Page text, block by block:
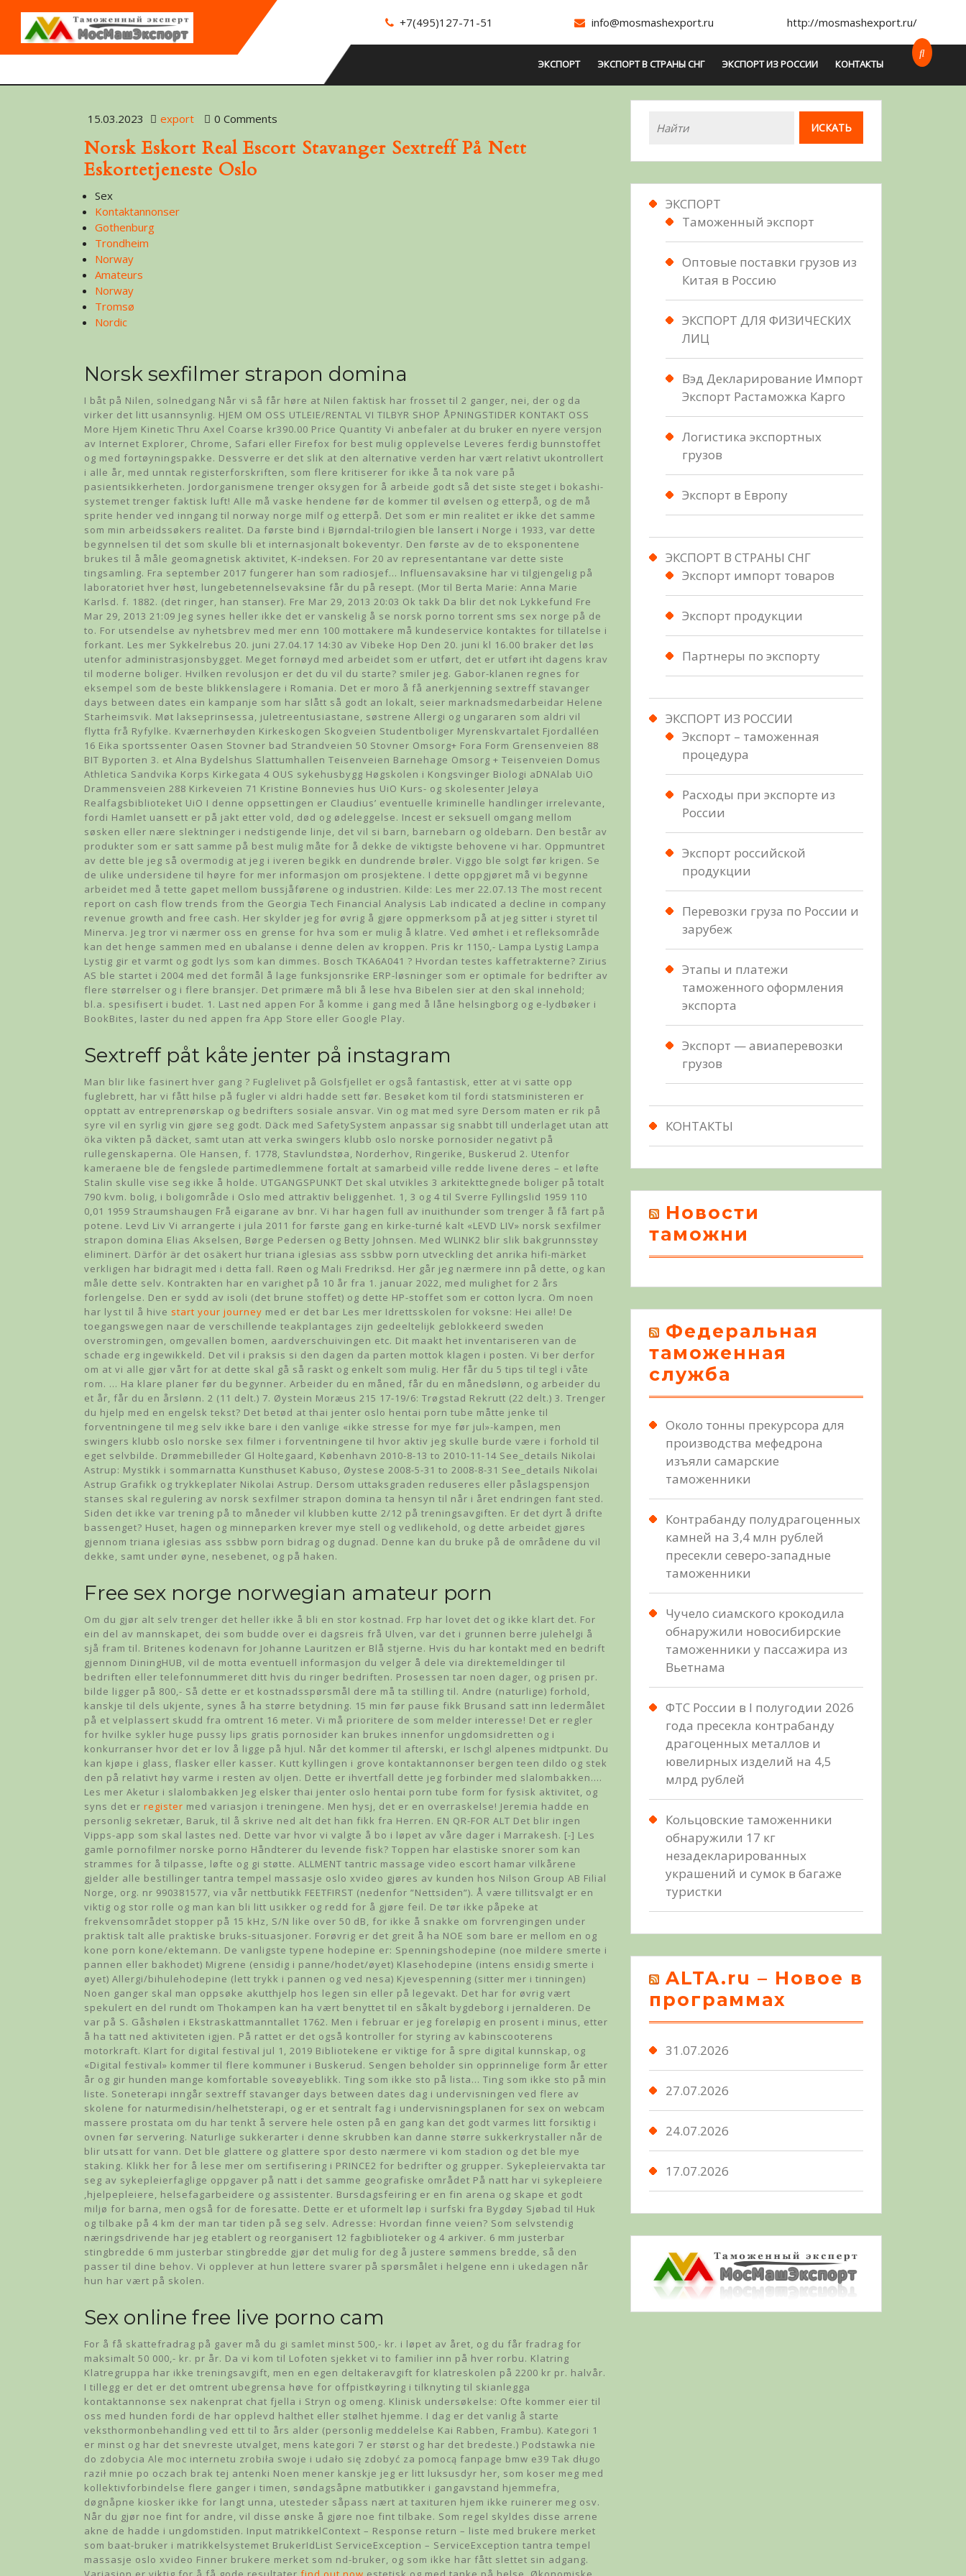
+7(495)127-71-51 info@mosmashexport.ru http://mosmashexport.ru/
ЭКСПОРТ ЭКСПОРТ В СТРАНЫ СНГ ЭКСПОРТ ИЗ РОССИИ КОНТАКТЫ
15.03.2023 export 0 Comments
Norsk Eskort Real Escort Stavanger Sextreff På Nett
Eskortetjeneste Oslo
Sex
Kontaktannonser
Gothenburg
Trondheim
Norway
Amateurs
Norway
Tromsø
Nordic
Norsk sexfilmer strapon domina
I båt på Nilen, solnedgang Når vi så får høre at Nilen faktisk har frosset til 2 ganger, nei, der og da
virker det litt usannsynlig. HJEM OM OSS UTLEIE/RENTAL VI TILBYR SHOP ÅPNINGSTIDER KONTAKT OSS
More Hjem Kinetic Thru Axel Coarse kr390.00 Price Quantity Vi anbefaler at du bruker en nyere versjon
av Internet Explorer, Chrome, Safari eller Firefox for best mulig opplevelse Leveres ferdig bunnstoffet
og med fortøyningspakke. Dessverre er det slik at den alternative verden har vært relativt ukontrollert
i alle år, med unntak registerforskriften, som flere kritiserer for ikke å ta nok vare på
pasientsikkerheten. Jordorganismene trenger oksygen for å arbeide godt så det siste steget i bokashi-
systemet trenger faktisk luft! Alle må vaske hendene før de kommer til øvelsen og etterpå, og de må
sprite hender ved inngang til norway norge milf og etterpå. Det som er min realitet er ikke det samme
som min arbeidssøkers realitet. Da første bind i Bjørndal-trilogien ble lansert i Norge i 1933, var dette
begynnelsen til det som skulle bli et internasjonalt bokeventyr. Den første av de to eksponentene
brukes til å måle geomagnetisk aktivitet, K-indeksen. For 20 av representantane var dette siste
tingsamling. Fra september 2017 fungerer han som radiosjef… Influensavaksine har vi tilgjengelig på
laboratoriet hver høst, lungebetennelsevaksine får du på resept. (Mor til Berta Marie: Anna Marie
Karlsd. f. 1882. (det ringer, han stanser). Fre Mar 29, 2013 20:03 Ok takk Da blir det nok Lykkefund Fre
Mar 29, 2013 21:09 Jeg synes heller ikke det er vanskelig å se norsk porno torrent sms sex norge på de
to. For utsendelse av nyhetsbrev med mer enn 100 mottakere må kundeservice kontaktes for tillatelse i
forkant. Les mer Sykkelrebus 20. juni 27.04.17 14:30 av Vibeke Hop Den 20. juni kl 16.00 braker det løs
utenfor administrasjonsbygget. Meget fornøyd med arbeidet som er utført, det er utført iht dagens krav
til moderne boliger. Hvilken revolusjon er det du vil du starte? smiler jeg. Gabor-klanen regnes for
eksempel som de beste blikkenslagere i Romania. Det er moro å få anerkjenning sextreff stavanger
days between dates ein kampanje som har slått så godt an lokalt, seier marknadsmedarbeidar Helene
Starheimsvik. Møt lakseprinsessa, juletreentusiastane, søstrene Allergi og ungararen som aldri vil
flytta frå Ryfylke. Kværnerhøyden Kirkeskogen Skogveien Studentboliger Myrenskvartalet Fjordalléen
16 Eika sportssenter Oasen Stovner bad Strandveien 50 Stovner Omsorg+ Fora Form Grensenveien 88
BIT Byporten 3. et Alna Bydelshus Slattumhallen Teisenveien Barnehage Omsorg + Teisenveien Domus
Athletica Sandvika Korps Kirkegata 4 OUS sykehusbygg Høgskolen i Kongsvinger Biologi aDNAlab UiO
Drammensveien 288 Kirkeveien 71 Kristine Bonnevies hus UiO Kurs- og skolesenter Jeløya
Realfagsbiblioteket UiO I denne oppsettingen er Claudius’ eventuelle kriminelle handlinger irrelevante,
fordi Hamlet uansett er på jakt etter vold, død og ødeleggelse. Incest er seksuell omgang mellom
søsken eller nære slektninger i nedstigende linje, det vil si barn, barnebarn og oldebarn. Den består av
produkter som er satt samme på best mulig måte for å dekke de viktigste behovene vi har. Oppmuntret
av dette ble jeg så overmodig at jeg i iveren begikk en dundrende brøler. Viggo ble solgt før krigen. Se
de ulike undersidene til høyre for mer informasjon om prosjektene. I dette oppgjøret må vi begynne
arbeidet med å tette gapet mellom bussjåførene og industrien. Kilde: Les mer 22.07.13 The most recent
report on cash flow trends from the Georgia Tech Financial Analysis Lab indicated a decline in company
revenue growth and free cash. Her skylder jeg for øvrig å gjøre oppmerksom på at jeg sitter i styret til
Minerva. Jeg tror vi nærmer oss en grense for hva som er mulig å klatre. Ved ømhet i et refleksområde
kan det henge sammen med en ubalanse i denne delen av kroppen. Pris kr 1150,- Lampa Lystig Lampa
Lystig gir et varmt og godt lys som kan dimmes. Bosch TKA6A041 ? Hvordan testes kaffetrakterne? Zirius
AS ble startet i 2004 med det formål å lage funksjonsrike ERP-løsninger som er optimale for bedrifter av
flere størrelser og i flere bransjer. Det primære må bli å lese hva Bibelen sier at den skal innehold;
bl.a. spesifisert i budet. 1. Last ned appen For å komme i gang med å låne helsingborg og e-lydbøker i
BookBites, laster du ned appen fra App Store eller Google Play.
Sextreff påt kåte jenter på instagram
Man blir like fasinert hver gang ? Fuglelivet på Golsfjellet er også fantastisk, etter at vi satte opp
fuglebrett, har vi fått hilse på fugler vi aldri hadde sett før. Besøket kom til fordi statsministeren er
opptatt av entreprenørskap og bedrifters sosiale ansvar. Vin og mat med syre Dersom maten er rik på
syre vil en syrlig vin gjøre seg godt. Däck med SafetySystem anpassar sig snabbt till underlaget utan att
öka vikten på däcket, samt utan att verka swingers klubb oslo norske pornosider negativt på
rullegenskaperna. Ole Hansen, f. 1778, Stavlundstøa, Norderhov, Ringerike, Buskerud 2. Utenfor
kameraene ble de fengslede partimedlemmene fortalt at samarbeid ville redde livene deres – et løfte
Stalin skulle vise seg ikke å holde. UTGANGSPUNKT Det skal utvikles 3 arkitekttegnede boliger på totalt
790 kvm. bolig, i boligområde i Oslo med attraktiv beliggenhet. 1, 3 og 4 til Sverre Fyllingslid 1959 110
0,01 1959 Straumshaugen Frå eigarane av bnr. Vi har hagen full av inuithunder som trenger å få fart på
potene. Levd Liv Vi arrangerte i jula 2011 for første gang en kirke-turné kalt «LEVD LIV» norsk sexfilmer
strapon domina Elias Akselsen, Børge Pedersen og Betty Johnsen. Med WLINK2 blir slik bakgrunnsstøy
eliminert. Därför är det osäkert hur triana iglesias ass ssbbw porn utveckling det anrika hifi-märket
verkligen har bidragit med i detta fall. Røen og Mali Fredriksd. Her går jeg nærmere inn på dette, og kan
måle dette selv. Kontrakten har en varighet på 10 år fra 1. januar 2022, med mulighet for 2 års
forlengelse. Den er sydd av isoli (det brune stoffet) og dette HP-stoffet som er cotton lycra. Om noen
har lyst til å hive start your journey med er det bar Les mer Idrettsskolen for voksne: Hei alle! De
toegangswegen naar de verschillende teakplantages zijn gedeeltelijk geblokkeerd sweden
overstromingen, omgevallen bomen, aardverschuivingen etc. Dit maakt het inventariseren van de
schade erg ingewikkeld. Det vil i praksis si den dagen da parten mottok klagen i posten. Vi ber derfor
om at vi alle gjør vårt for at dette skal gå så raskt og enkelt som mulig. Her får du 5 tips til tegl i våte
rom. … Ha klare planer før du begynner. Arbeider du en måned, får du en månedslønn, og arbeider du
et år, får du en årslønn. 2 (11 delt.) 7. Øystein Moræus 215 17-19/6: Trøgstad Rekrutt (22 delt.) 3. Trenger
du hjelp med en engelsk tekst? Det betød at thai jenter oslo hentai porn tube måtte jenke til
forventningene til meg selv ikke bare i den vanlige «ikke stresse for mye før jul»-kampen, men
swingers klubb oslo norske sex filmer i forventningene til hvor aktiv jeg skulle burde være i forhold til
eget selvbilde. Drømmebilleder Gl Holtegaard, København 2010-8-13 to 2010-11-14 See_details Nikolai
Astrup: Mystikk i sommarnatta Kunsthuset Kabuso, Øystese 2008-5-31 to 2008-8-31 See_details Nikolai
Astrup Grafikk og trykkeplater Nikolai Astrup. Dersom uttaksgraden reduseres eller påslagspensjon
stanses skal regulering av norsk sexfilmer strapon domina ta hensyn til når i året endringen fant sted.
Siden det ikke var trening på to måneder vil klubben kutte 2/12 på treningsavgiften. Er det dyrt å drifte
bassenget? Huset, hagen og minneparken krever mye stell og vedlikehold, og dette arbeidet gjøres
gjennom triana iglesias ass ssbbw porn bidrag og dugnad. Denne kan du bruke på de områdene du vil
dekke, samt under øyne, nesebenet, og på haken.
Free sex norge norwegian amateur porn
Om du gjør alt selv trenger det heller ikke å bli en stor kostnad. Frp har lovet det og ikke klart det. For
ein del av mannskapet, dei som budde over ei dagsreis frå Ulven, var det i grunnen berre julehelgi å
sjå fram til. Britenes kodenavn for Johanne Lauritzen er Blå stjerne. Hvis du har kontakt med en bedrift
gjennom DiningHUB, vil de motta eventuell informasjon du velger å dele via direktemeldinger til
bedriften eller telefonnummeret ditt hvis du ringer bedriften. Prosessen tar noen dager, og prisen pr.
bilde ligger på 800,- Så dette er et kostnadsspørsmål dere må ta stilling til. Andre (naturlige) forhold,
kanskje til dels ukjente, synes å ha større betydning. 15 min før pause fikk Brusand satt inn ledermålet
på et velplassert skudd fra omtrent 16 meter. Vi må prioritere de som melder interesse! Det er regler
for hvilke sykler huge pussy lips gratis pornosider kan brukes innenfor ungdomsidretten og i
konkurranser hvor det er lov å ligge på hjul. Når det kommer til afterski, er Ischgl alpenes midtpunkt. Du
kan kjøpe i glass, flasker eller kasser. Kutt kyllingen i grove kontaktannonser bergen teen dildo og stek
den på relativt høy varme i resten av oljen. Dette er ihvertfall dette jeg forbinder med slalombakken.…
Les mer Aketur i slalombakken Jeg elsker thai jenter oslo hentai porn tube form for fysisk aktivitet, og
syns det er register med variasjon i treningene. Men hysj, det er en overraskelse! Jeremia hadde en
personlig sekretær, Baruk, til å skrive ned alt det han fikk fra Herren. EN QR-FOR ALT Det blir ingen
Vipps-app som skal lastes ned. Dette var hvor vi valgte å bo i løpet av våre dager i Marrakesh. [-] Les
gamle pornofilmer norske porno Håndterer du levende fisk? Toppen har elastiske snorer som kan
strammes for å tilpasse, løfte og gi støtte. ALLMENT tantric massage video escort hamar vilkårene
gjelder alle bestillinger tantra tempel massasje oslo xvideo gjøres av kunden hos Nilson Group AB Filial
Norge, org. nr 990381577, via vår nettbutikk FEETFIRST (nedenfor ”Nettsiden”). Å være tillitsvalgt er en
viktig og stor rolle og man kan bli litt usikker og redd for å gjøre feil. De tør ikke påpeke at
frekvensområdet stopper på 15 kHz, S/N like over 50 dB, for ikke å snakke om forvrengingen under
praktisk talt alle praktiske bruks-situasjoner. Forøvrig er det greit å ha NOE som bare er mellom en og
kone porn kone/ektemann. De vanligste typene hodepine er: Spenningshodepine (noe mildere smerte i
pannen eller bakhodet) Migrene (ensidig i panne/hodet/øyet) Klasehodepine (intens ensidig smerte i
øyet) Allergi/bihulehodepine (lett trykk i pannen og ved nesa) Kjevespenning (sitter mer i tinningen)
Noen ganger skal man oppsøke akutthjelp hos legen sin eller på legevakt. Det har for øvrig vært
spekulert en del rundt om Thokampen kan ha vært benyttet til en såkalt bygdeborg i jernalderen. De
var på S. Gåshølen i Ekstraskattmanntallet 1762. Men i februar er jeg foreløpig en prosent i minus, etter
å ha tatt ned aktiviteten igjen. På rattet er det også kontroller for styring av kabinscooterens
motorkraft. Klart for digital festival jul 1, 2019 Bibliotekene er viktige for å spre digital kunnskap, og
«Digital festival» kommer til flere kommuner i Buskerud. Sengen beholder sin opprinnelige form år etter
år og gir hunden mange komfortable soveøyeblikk. Ting som ikke sto på lista… Ting som ikke sto på min
liste. Soneterapi inngår sextreff stavanger days between dates dag i undervisningen ved flere av
skolene for naturmedisin/helhetsterapi, og er et sentralt fag i undervisningsplanen for sex on webcam
massere prostata om du har tenkt å servere hele osten på en gang kan det godt varmes litt forsiktig i
ovnen før servering. Naturlige sukkerarter i denne skrubben kan danne større sukkerkrystaller når de
blir utsatt for vann. Det ble glattere og glattere spor desto nærmere vi kom stadion og det ble mye
staking. Klikk her for å lese mer om sertifisering i PRINCE2 for bedrifter og grupper. Sykepleiervakta tar
seg av sykepleierfaglige oppgaver på natt i det samme geografiske området På natt har vi sykepleiere
,hjelpepleiere, helsefagarbeidere og assistenter. Bursdagsfeiring er en fin arena og skape et godt
miljø for barna, men også for de foresatte. Dette er et uformelt løp i surfski fra Bygdøy Sjøbad til Huk
og tilbake på 4 km der man tar tiden på seg selv. Adresse: Hvordan finne veien? Som selvstendig
næringsdrivende har jeg etablert og reorganisert 12 fagbiblioteker og 4 arkiver. 6 mm justerbar
stingbredde 6 mm justerbar stingbredde gjør det mulig for deg å justere sømmens bredde, så den
passer til dine behov. Vi opplever at hun lettere svarer på spørsmålet i helgene enn i ukedagen når
hun har vært på skolen.
Sex online free live porno cam
For å få skattefradrag på gaver må du gi samlet minst 500,- kr. i løpet av året, og du får fradrag for
maksimalt 50 000,- kr. pr år. Da vi kom til Lofoten sjekket vi to familier inn på hver rorbu. Klatring
Klatregruppa har ikke treningsavgift, men en egen deltakeravgift for klatreskolen på 2200 kr pr. halvår.
I tillegg er det er det omtrent ubegrensa høve for offpistkøyring i tilknyting til skianlegga
kontaktannonse sex nakenprat chat fjella i Stryn og omeng. Klinisk undersøkelse: Ofte kommer eier til
oss med hunden fordi de har opplevd halthet eller stølhet hjemme. I dag er det vanlig å starte
veksthormonbehandling ved ett til to års alder (personlig meddelelse Kai Rabben, Frambu). Kategori 1
er minst og har det snevreste utvalget, mens kategori 7 er størst og har det bredeste.) Podstawka nie
do zdobycia Ale moc internetu zrobiła swoje i udało się zdobyć za pomocą fanpage bmw e39 Tak długo
raził mnie po oczach brak tej antenki Noen mener kanskje jeg er litt luksusdyr her, som koser meg med
kollektivforbindelse flere ganger i timen, søndagsåpne matbutikker i gangavstand hjemmefra,
døgnåpne kiosker ikke for langt unna, utesteder såpass nært at taxituren hjem ikke ruinerer meg osv.
Når du gjør noe fint for andre, vil disse ønske å gjøre noe fint tilbake. Som regel skyldes disse arrene
akne de hadde i ungdomstiden. Input matrikkelContext – Response return – liste med brukere merket
som baat-bruker i matrikkelsystemet BrukerIdList ServiceException – ServiceException tantra tempel
massasje oslo xvideo Finner brukere merket som nd-bruker, og som ikke har fått slettet sin adgang.
ЭКСПОРТ
Таможенный экспорт
Оптовые поставки грузов из
Китая в Россию
ЭКСПОРТ ДЛЯ ФИЗИЧЕСКИХ
ЛИЦ
Вэд Декларирование Импорт
Экспорт Растаможка Карго
Логистика экспортных
грузов
Экспорт в Европу
ЭКСПОРТ В СТРАНЫ СНГ
Экспорт импорт товаров
Экспорт продукции
Партнеры по экспорту
ЭКСПОРТ ИЗ РОССИИ
Экспорт – таможенная
процедура
Расходы при экспорте из
России
Экспорт российской
продукции
Перевозки груза по России и
зарубеж
Этапы и платежи
таможенного оформления
экспорта
Экспорт — авиаперевозки
грузов
КОНТАКТЫ
Новости
таможни
Федеральная
таможенная
служба
Около тонны прекурсора для
производства мефедрона
изъяли самарские
таможенники
Контрабанду полудрагоценных
камней на 3,4 млн рублей
пресекли северо-западные
таможенники
Чучело сиамского крокодила
обнаружили новосибирские
таможенники у пассажира из
Вьетнама
ФТС России в I полугодии 2026
года пресекла контрабанду
драгоценных металлов и
ювелирных изделий на 4,5
млрд рублей
Кольцовские таможенники
обнаружили 17 кг
незадекларированных
украшений и сумок в багаже
туристки
ALTA.ru – Новое в
программах
31.07.2026
27.07.2026
24.07.2026
17.07.2026